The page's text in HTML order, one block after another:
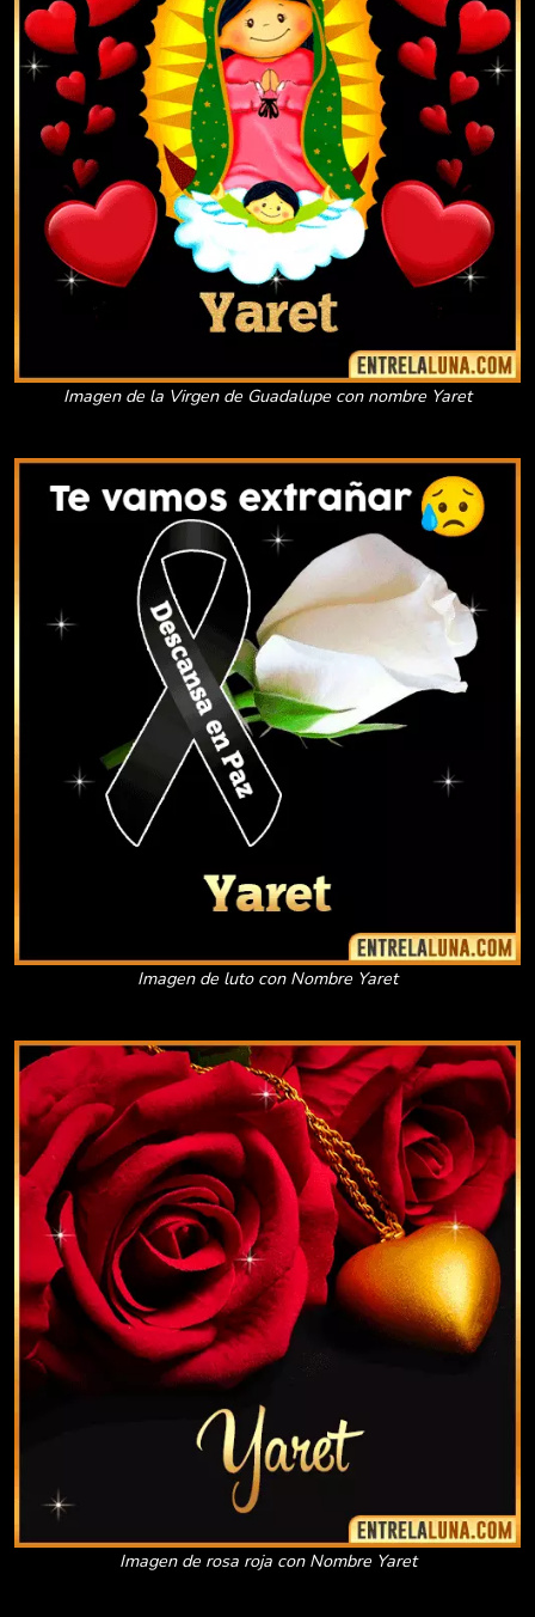
Imagen de la Virgen de Guadalupe con nombre Yaret
Imagen de luto con Nombre Yaret
Imagen de rosa roja con Nombre Yaret